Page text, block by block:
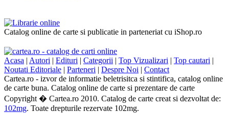
Catalog online de carte si publicatie in parteneriat cu iShop.ro
Acasa | Autori | Edituri | Categorii | Top Vizualizari | Top cautari |
Noutati Editoriale | Parteneri | Despre Noi | Contact
Cartea.ro - izvor de informatie beletrisitca si stintifica, catalog online
de carte buna. Catalog online de carte si prezentare de carte
Copyright � Cartea.ro 2010. Catalog de carte creat si dezvoltat de:
102mg. Toate drepturile rezervate 102mg.